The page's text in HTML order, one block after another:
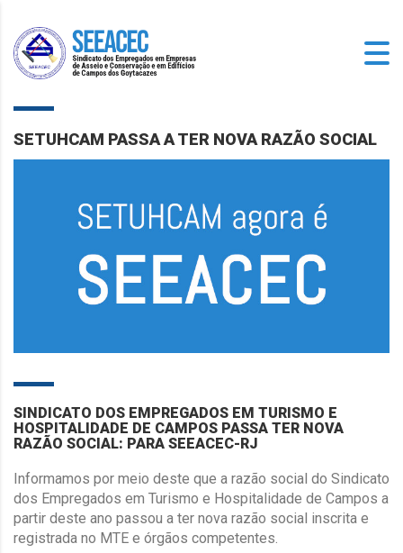
SETUHCAM PASSA A TER NOVA RAZÃO SOCIAL
SINDICATO DOS EMPREGADOS EM TURISMO E
HOSPITALIDADE DE CAMPOS PASSA TER NOVA
RAZÃO SOCIAL: PARA SEEACEC-RJ
Informamos por meio deste que a razão social do Sindicato
dos Empregados em Turismo e Hospitalidade de Campos a
partir deste ano passou a ter nova razão social inscrita e
registrada no MTE e órgãos competentes.